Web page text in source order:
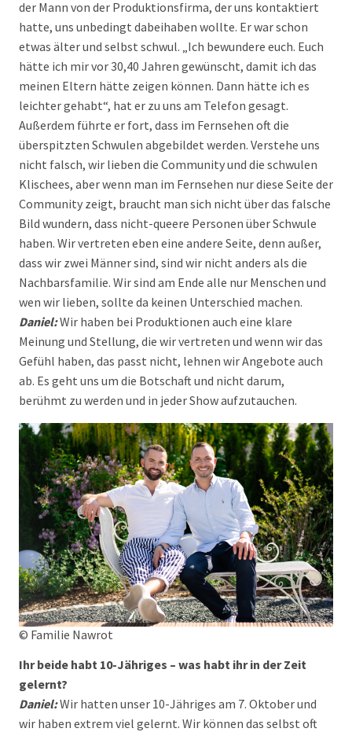
der Mann von der Produktionsfirma, der uns kontaktiert
hatte, uns unbedingt dabeihaben wollte. Er war schon
etwas älter und selbst schwul. „Ich bewundere euch. Euch
hätte ich mir vor 30,40 Jahren gewünscht, damit ich das
meinen Eltern hätte zeigen können. Dann hätte ich es
leichter gehabt“, hat er zu uns am Telefon gesagt.
Außerdem führte er fort, dass im Fernsehen oft die
überspitzten Schwulen abgebildet werden. Verstehe uns
nicht falsch, wir lieben die Community und die schwulen
Klischees, aber wenn man im Fernsehen nur diese Seite der
Community zeigt, braucht man sich nicht über das falsche
Bild wundern, dass nicht-queere Personen über Schwule
haben. Wir vertreten eben eine andere Seite, denn außer,
dass wir zwei Männer sind, sind wir nicht anders als die
Nachbarsfamilie. Wir sind am Ende alle nur Menschen und
wen wir lieben, sollte da keinen Unterschied machen.
Daniel:Wir haben bei Produktionen auch eine klare
Meinung und Stellung, die wir vertreten und wenn wir das
Gefühl haben, das passt nicht, lehnen wir Angebote auch
ab. Es geht uns um die Botschaft und nicht darum,
berühmt zu werden und in jeder Show aufzutauchen.
© Familie Nawrot
Ihr beide habt 10-Jähriges – was habt ihr in der Zeit
gelernt?
Daniel:Wir hatten unser 10-Jähriges am 7. Oktober und
wir haben extrem viel gelernt. Wir können das selbst oft